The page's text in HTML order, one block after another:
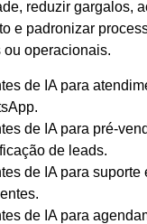
reduzir gargalos,
e padronizar
ou operacionais.
de IA para
de IA para pré-
de leads.
de IA para suporte
de IA para